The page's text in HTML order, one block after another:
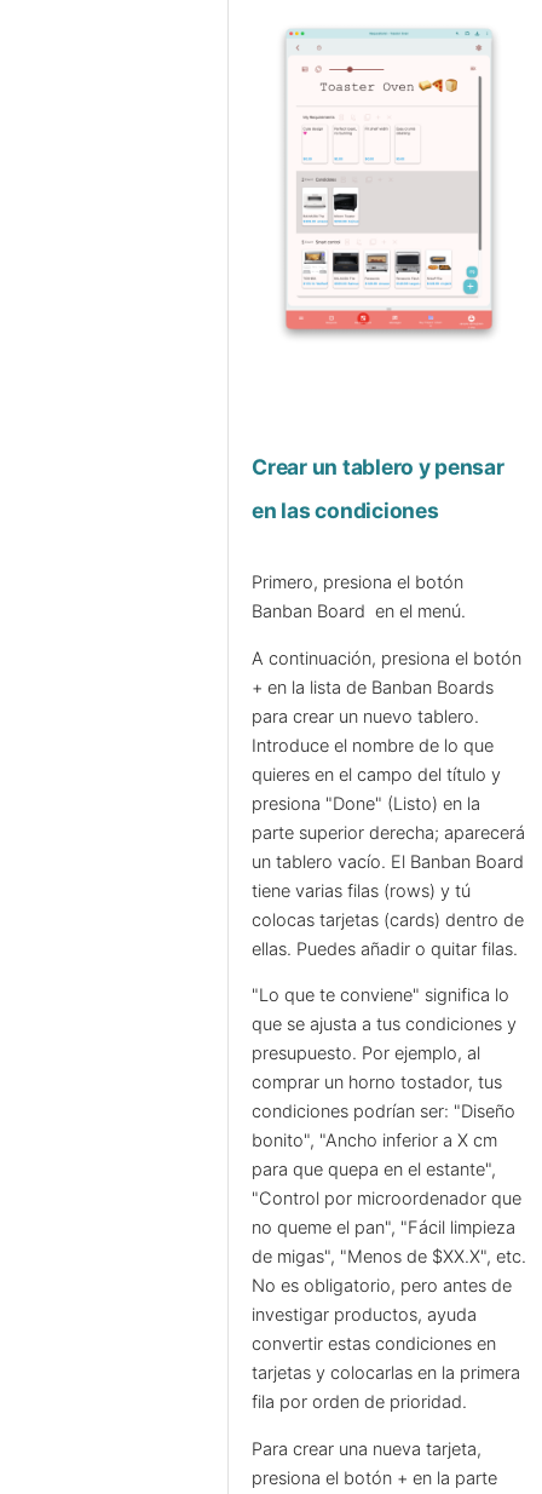
Crear un tablero y pensar
en las condiciones
Primero, presiona el botón
Banban Board en el menú.
A continuación, presiona el botón
+ en la lista de Banban Boards
para crear un nuevo tablero.
Introduce el nombre de lo que
quieres en el campo del título y
presiona "Done" (Listo) en la
parte superior derecha; aparecerá
un tablero vacío. El Banban Board
tiene varias filas (rows) y tú
colocas tarjetas (cards) dentro de
ellas. Puedes añadir o quitar filas.
"Lo que te conviene" significa lo
que se ajusta a tus condiciones y
presupuesto. Por ejemplo, al
comprar un horno tostador, tus
condiciones podrían ser: "Diseño
bonito", "Ancho inferior a X cm
para que quepa en el estante",
"Control por microordenador que
no queme el pan", "Fácil limpieza
de migas", "Menos de $XX.X", etc.
No es obligatorio, pero antes de
investigar productos, ayuda
convertir estas condiciones en
tarjetas y colocarlas en la primera
fila por orden de prioridad.
Para crear una nueva tarjeta,
presiona el botón + en la parte